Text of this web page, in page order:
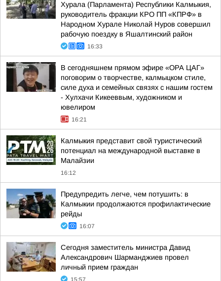
Хурала (Парламента) Республики Калмыкия,
руководитель фракции КРО ПП «КПРФ» в
Народном Хурале Николай Нуров совершил
рабочую поездку в Яшалтинский район
16:33
В сегодняшнем прямом эфире «ОРА ЦАГ»
поговорим о творчестве, калмыцком стиле,
силе духа и семейных связях с нашим гостем
- Хулхачи Кикееввым, художником и
ювелиром
16:21
Калмыкия представит свой туристический
потенциал на международной выставке в
Малайзии
16:12
Предупредить легче, чем потушить: в
Калмыкии продолжаются профилактические
рейды
16:07
Сегодня заместитель министра Давид
Александрович Шарманджиев провел
личный прием граждан
15:57